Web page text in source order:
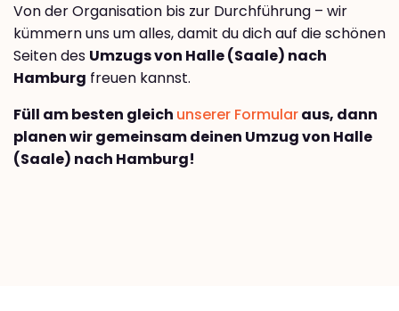
Von der Organisation bis zur Durchführung – wir
kümmern uns um alles, damit du dich auf die schönen
Seiten des Umzugs von Halle (Saale) nach
Hamburg freuen kannst.
Füll am besten gleich unserer Formularaus, dann
planen wir gemeinsam deinen Umzug von Halle
(Saale) nach Hamburg!